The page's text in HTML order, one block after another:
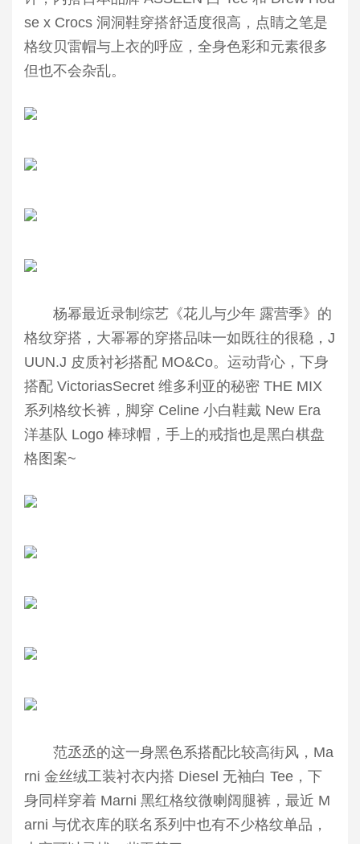
se x Crocs 洞洞鞋穿搭舒适度很高，点睛之笔是
格纹贝雷帽与上衣的呼应，全身色彩和元素很多
但也不会杂乱。
杨幂最近录制综艺《花儿与少年 露营季》的
格纹穿搭，大幂幂的穿搭品味一如既往的很稳，J
UUN.J 皮质衬衫搭配 MO&Co。运动背心，下身
搭配 VictoriasSecret 维多利亚的秘密 THE MIX
系列格纹长裤，脚穿 Celine 小白鞋戴 New Era
洋基队 Logo 棒球帽，手上的戒指也是黑白棋盘
格图案~
范丞丞的这一身黑色系搭配比较高街风，Ma
rni 金丝绒工装衬衣内搭 Diesel 无袖白 Tee，下
身同样穿着 Marni 黑红格纹微喇阔腿裤，最近 M
arni 与优衣库的联名系列中也有不少格纹单品，